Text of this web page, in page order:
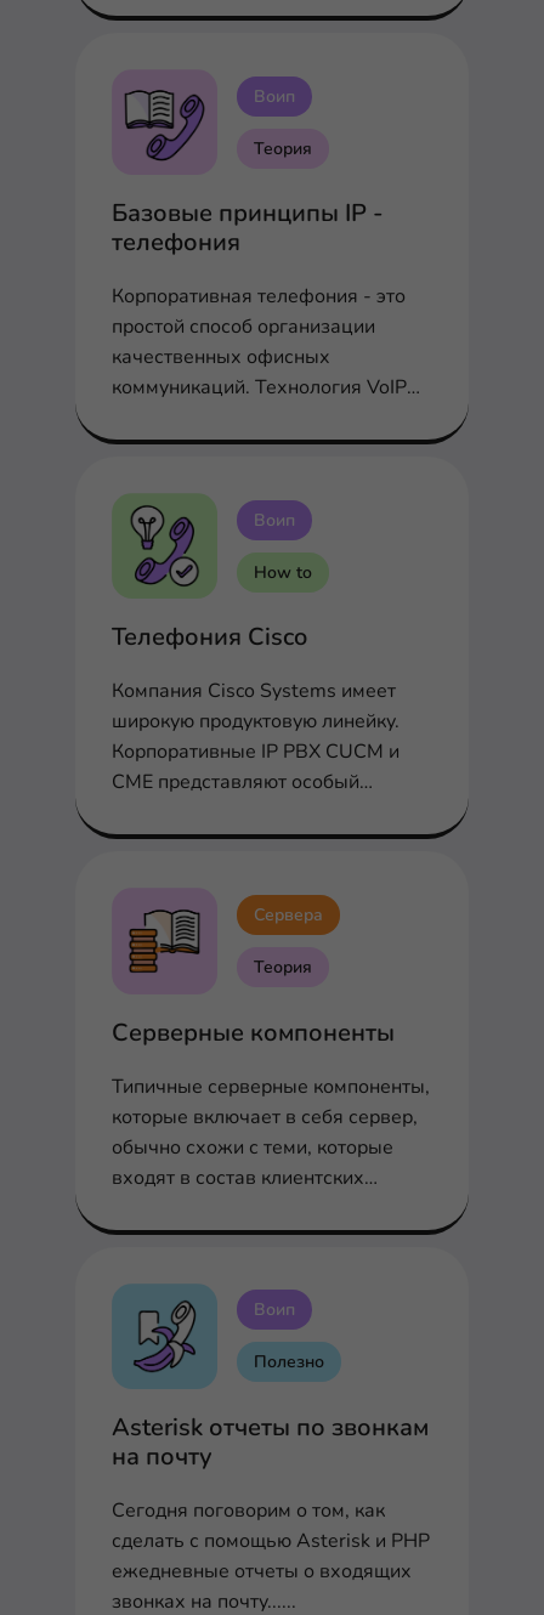
Воип
Теория
Базовые принципы IP -
телефония
Корпоративная телефония - это
простой способ организации
качественных офисных
коммуникаций. Технология VoIP
Воип
How to
Телефония Cisco
Компания Cisco Systems имеет
широкую продуктовую линейку.
Корпоративные IP PBX CUCM и
CME представляют особый
Сервера
Теория
Серверные компоненты
Типичные серверные компоненты,
которые включает в себя сервер,
обычно схожи с теми, которые
входят в состав клиентских
Воип
Полезно
Asterisk отчеты по звонкам
на почту
Сегодня поговорим о том, как
сделать с помощью Asterisk и PHP
ежедневные отчеты о входящих
звонках на почту......